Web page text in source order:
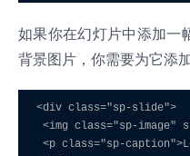
如果你在幻灯片中添加一
背景图片，你需要为它添
<div class="sp-slide">
<img class="sp-image"
<p class="sp-